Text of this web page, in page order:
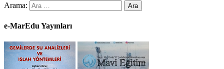
Arama:
e-MarEdu Yayınları